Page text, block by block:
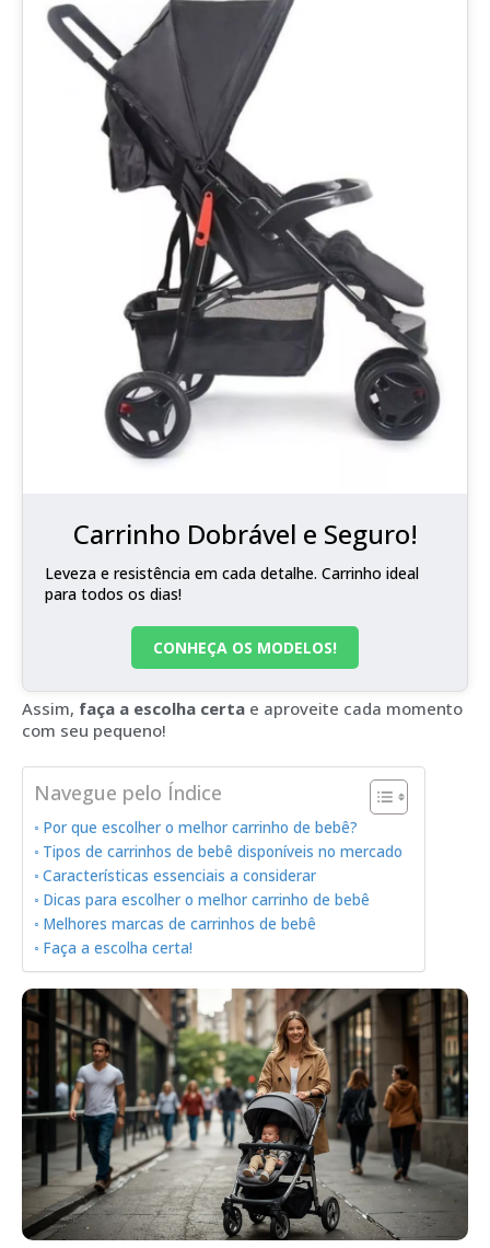
Carrinho Dobrável e Seguro!
Leveza e resistência em cada detalhe. Carrinho ideal
para todos os dias!
CONHEÇA OS MODELOS!
Assim, faça a escolha certa e aproveite cada momento
com seu pequeno!
Navegue pelo Índice
Por que escolher o melhor carrinho de bebê?
Tipos de carrinhos de bebê disponíveis no mercado
Características essenciais a considerar
Dicas para escolher o melhor carrinho de bebê
Melhores marcas de carrinhos de bebê
Faça a escolha certa!